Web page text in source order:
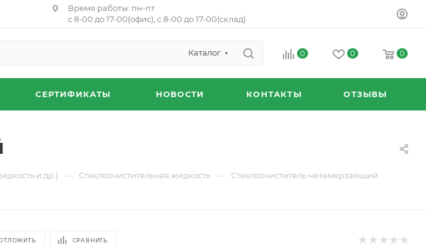
Время работы: пн-пт
с 8-00 до 17-00(офис), с 8-00 до 17-00(склад)
Каталог 0 0 0
СЕРТИФИКАТЫ НОВОСТИ КОНТАКТЫ ОТЗЫВЫ
и др.) — Стеклоочистительная жидкость — Стеклоочиститель незамерзающий
СРАВНИТЬ